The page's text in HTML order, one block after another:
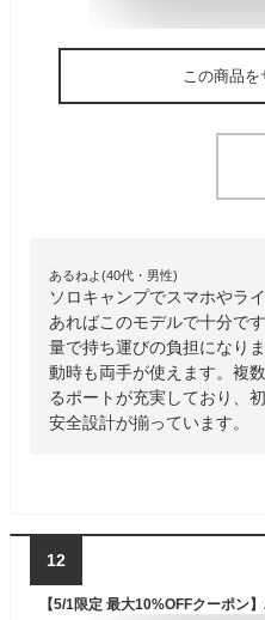
この商品
あるねよ(40代・男性)
ソロキャンプでスマホやラ
あればこのモデルで十分で
量で持ち運びの負担になり
動時も両手が使えます。複
るポートが充実しており、
安全設計が揃っています。
12